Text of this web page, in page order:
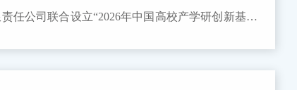
任公司联合设立“2026年中国高校产学研创新基金-